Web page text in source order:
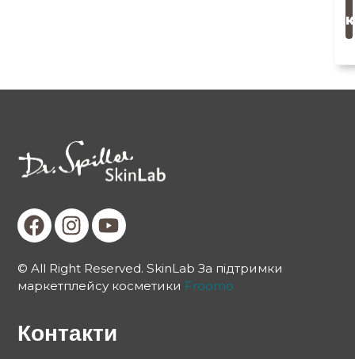
к
© All Right Reserved. SkinLab За підтримки
маркетплейсу косметики Froomo
Контакти